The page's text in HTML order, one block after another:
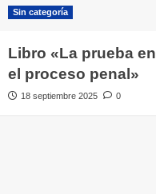
Sin categoría
Libro «La prueba en
el proceso penal»
18 septiembre 2025 0